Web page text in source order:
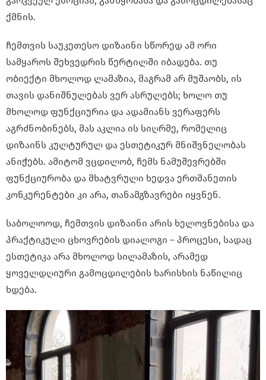
ქმნის.
ჩემთვის საუკეთესო დიზაინი სწორედ ამ ორი
სამყაროს შეხვედრის წერტილში იბადება. თუ
ობიექტი მხოლოდ ლამაზია, მაგრამ არ მუშაობს, ის
თავის დანიშნულებას ვერ ასრულებს; ხოლო თუ
მხოლოდ ფუნქციურია და ადამიანს ვერაფერს
აგრძნობინებს, მას აკლია ის სიღრმე, რომელიც
დიზაინს კულტურულ და ესთეტიკურ მნიშვნელობას
ანიჭებს. ამიტომ ვცდილობ, ჩემს ნამუშევრებში
ფუნქციურობა და მხატვრული ხედვა ერთმანეთის
კონკურენტები კი არა, თანამგზავრები იყვნენ.
საბოლოოდ, ჩემთვის დიზაინი არის ხელოვნებისა და
პრაქტიკული ცხოვრების დიალოგი – პროცესი, სადაც
ესთეტიკა არა მხოლოდ სილამაზის, არამედ
ყოველდღიური გამოცდილების ხარისხის ნაწილიც
ხდება.